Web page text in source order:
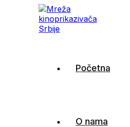
SrbijePočetna
O nama